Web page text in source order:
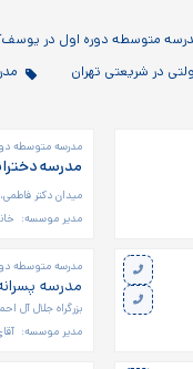
متوسطه دوره اول در
در شریعتی تهران
مدرسه متوسطه
مدرسه
میدان دکتر
مدیر موسسه:
مدرسه متوسطه
مدرسه
بزرگراه جلال آل
مدیر موسسه: